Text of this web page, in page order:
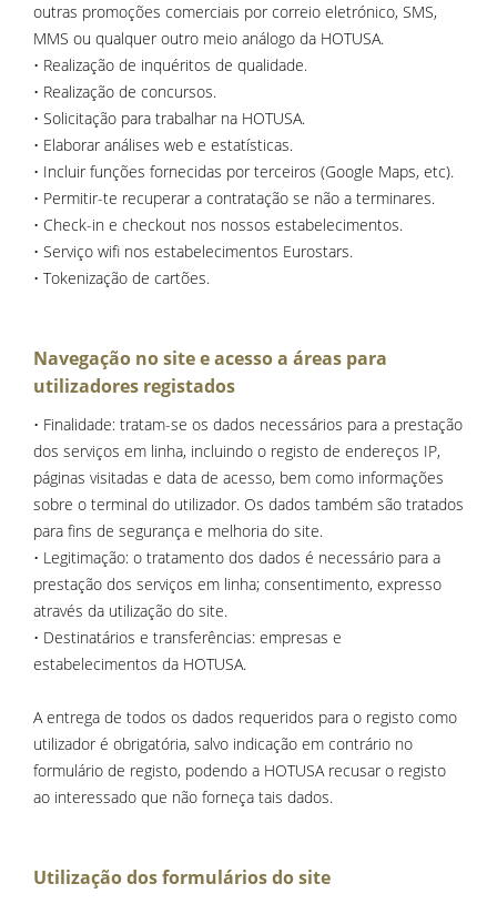
outras promoções comerciais por correio eletrónico, SMS,
MMS ou qualquer outro meio análogo da HOTUSA.
• Realização de inquéritos de qualidade.
• Realização de concursos.
• Solicitação para trabalhar na HOTUSA.
• Elaborar análises web e estatísticas.
• Incluir funções fornecidas por terceiros (Google Maps, etc).
• Permitir-te recuperar a contratação se não a terminares.
• Check-in e checkout nos nossos estabelecimentos.
• Serviço wifi nos estabelecimentos Eurostars.
• Tokenização de cartões.
Navegação no site e acesso a áreas para
utilizadores registados
• Finalidade: tratam-se os dados necessários para a prestação
dos serviços em linha, incluindo o registo de endereços IP,
páginas visitadas e data de acesso, bem como informações
sobre o terminal do utilizador. Os dados também são tratados
para fins de segurança e melhoria do site.
• Legitimação: o tratamento dos dados é necessário para a
prestação dos serviços em linha; consentimento, expresso
através da utilização do site.
• Destinatários e transferências: empresas e
estabelecimentos da HOTUSA.
A entrega de todos os dados requeridos para o registo como
utilizador é obrigatória, salvo indicação em contrário no
formulário de registo, podendo a HOTUSA recusar o registo
ao interessado que não forneça tais dados.
Utilização dos formulários do site